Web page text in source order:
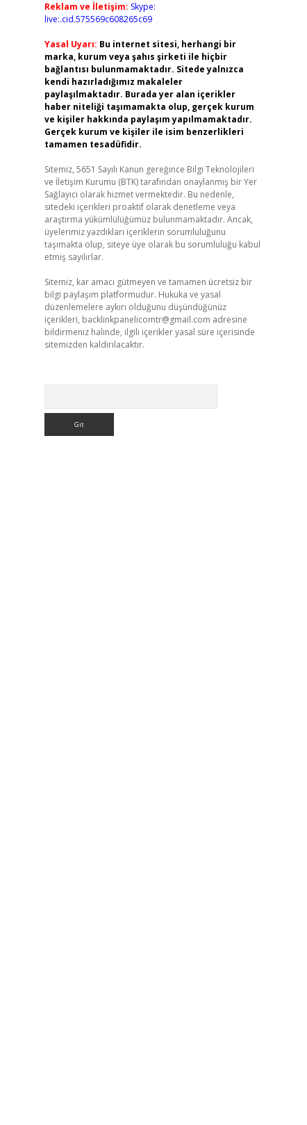
Reklam ve İletişim: Skype:
live:.cid.575569c608265c69
Yasal Uyarı: Bu internet sitesi, herhangi bir
marka, kurum veya şahıs şirketi ile hiçbir
bağlantısı bulunmamaktadır. Sitede yalnızca
kendi hazırladığımız makaleler
paylaşılmaktadır. Burada yer alan içerikler
haber niteliği taşımamakta olup, gerçek kurum
ve kişiler hakkında paylaşım yapılmamaktadır.
Gerçek kurum ve kişiler ile isim benzerlikleri
tamamen tesadüfidir.
Sitemiz, 5651 Sayılı Kanun gereğince Bilgi Teknolojileri
ve İletişim Kurumu (BTK) tarafından onaylanmış bir Yer
Sağlayıcı olarak hizmet vermektedir. Bu nedenle,
sitedeki içerikleri proaktif olarak denetleme veya
araştırma yükümlülüğümüz bulunmamaktadır. Ancak,
üyelerimiz yazdıkları içeriklerin sorumluluğunu
taşımakta olup, siteye üye olarak bu sorumluluğu kabul
etmiş sayılırlar.
Sitemiz, kar amacı gütmeyen ve tamamen ücretsiz bir
bilgi paylaşım platformudur. Hukuka ve yasal
düzenlemelere aykırı olduğunu düşündüğünüz
içerikleri, backlinkpanelicomtr@gmail.com adresine
bildirmeniz halinde, ilgili içerikler yasal süre içerisinde
sitemizden kaldırılacaktır.